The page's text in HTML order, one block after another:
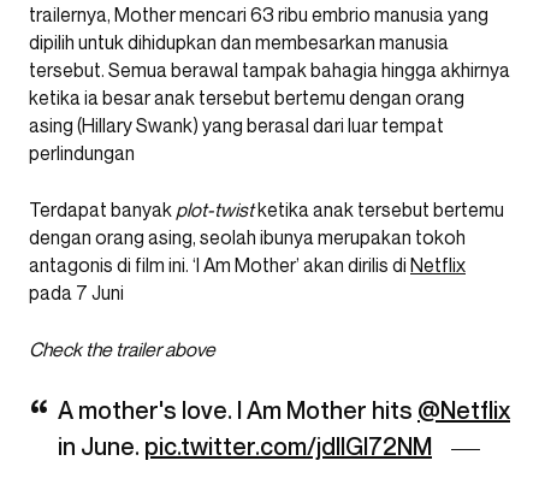
trailernya, Mother mencari 63 ribu embrio manusia yang
dipilih untuk dihidupkan dan membesarkan manusia
tersebut. Semua berawal tampak bahagia hingga akhirnya
ketika ia besar anak tersebut bertemu dengan orang
asing (Hillary Swank) yang berasal dari luar tempat
perlindungan
Terdapat banyak plot-twistketika anak tersebut bertemu
dengan orang asing, seolah ibunya merupakan tokoh
antagonis di film ini. ‘I Am Mother’ akan dirilis di Netflix
pada 7 Juni
Check the trailer above
A mother's love. I Am Mother hits @Netflix
in June. pic.twitter.com/jdIIGI72NM